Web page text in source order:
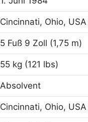
Cincinnati, Ohio, USA
5 Fuß 9 Zoll (1,75 m)
55 kg (121 lbs)
Absolvent
Cincinnati, Ohio, USA